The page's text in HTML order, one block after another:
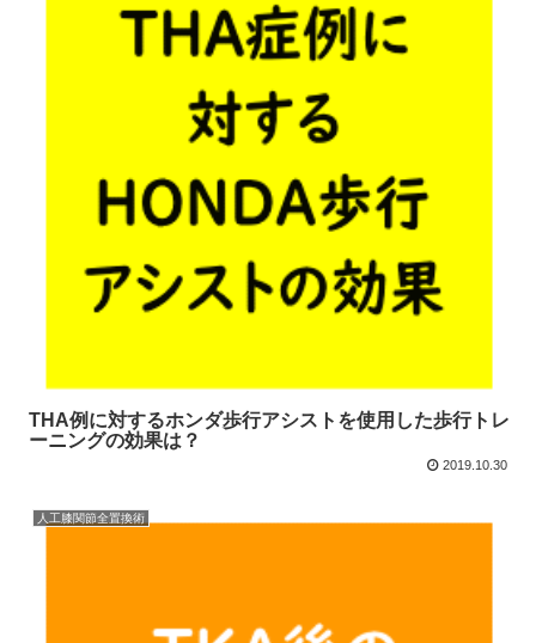
THA例に対するホンダ歩行アシストを使用した歩行トレ
ーニングの効果は？
2019.10.30
人工膝関節全置換術